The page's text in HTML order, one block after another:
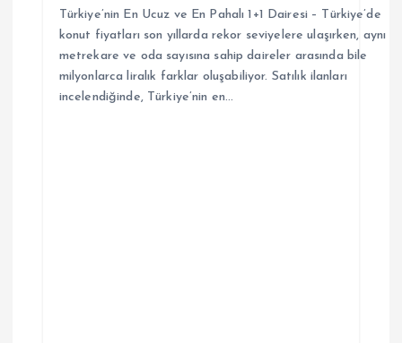
Türkiye’nin En Ucuz ve En Pahalı 1+1 Dairesi – Türkiye’de
konut fiyatları son yıllarda rekor seviyelere ulaşırken, aynı
metrekare ve oda sayısına sahip daireler arasında bile
milyonlarca liralık farklar oluşabiliyor. Satılık ilanları
incelendiğinde, Türkiye’nin en…